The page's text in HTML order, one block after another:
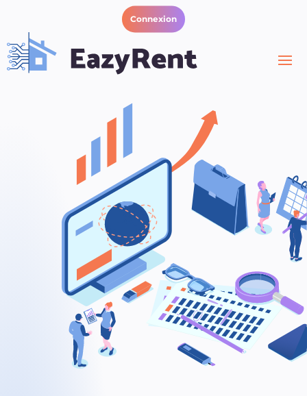
Connexion